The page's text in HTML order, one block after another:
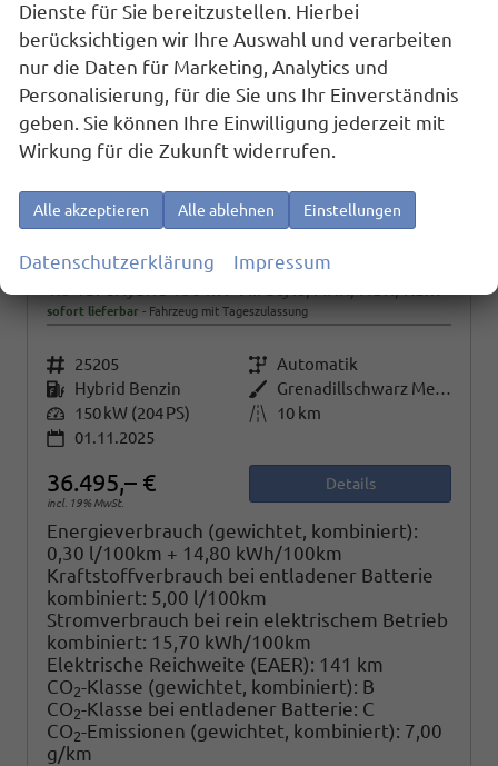
Volkswagen Golf
sofort lieferbar Fahrzeug mit Tageszulassung
Fahrzeugnr. 25205 Getriebe Automatik
Kraftstoff Hybrid Benzin Außenfarbe
Grenadillschwarz Metallic
Leistung 150 kW (204 PS) Kilometerstand
10 km
01.11.2025
36.495,– €
incl. 19% MwSt.
Details
Energieverbrauch (gewichtet, kombiniert):
0,30 l/100km + 14,80 kWh/100km
Kraftstoffverbrauch bei entladener Batterie
kombiniert: 5,00 l/100km
Stromverbrauch bei rein elektrischem Betrieb
kombiniert: 15,70 kWh/100km
Elektrische Reichweite (EAER): 141 km
CO2-Klasse (gewichtet, kombiniert): B
CO2-Klasse bei entladener Batterie: C
CO2-Emissionen (gewichtet, kombiniert): 7,00
g/km
Dienste für Sie bereitzustellen. Hierbei
berücksichtigen wir Ihre Auswahl und verarbeiten
nur die Daten für Marketing, Analytics und
Personalisierung, für die Sie uns Ihr Einverständnis
geben. Sie können Ihre Einwilligung jederzeit mit
Wirkung für die Zukunft widerrufen.
Alle akzeptieren Alle ablehnen Einstellungen
Datenschutzerklärung Impressum